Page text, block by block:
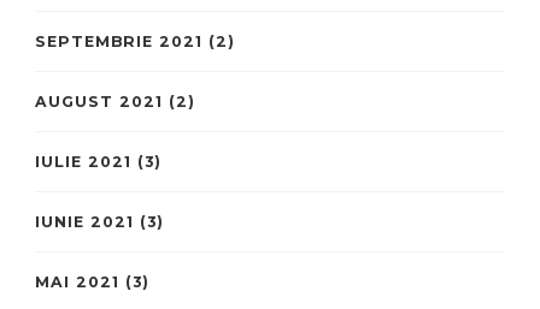
SEPTEMBRIE 2021 (2)
AUGUST 2021 (2)
IULIE 2021 (3)
IUNIE 2021 (3)
MAI 2021 (3)